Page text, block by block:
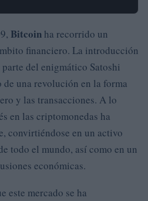
Bitcoin ha recorrido un
financiero. La introducción
del enigmático Satoshi
una revolución en la forma
y las transacciones. A lo
en las criptomonedas ha
convirtiéndose en un activo
todo el mundo, así como en un
económicas.
este mercado se ha